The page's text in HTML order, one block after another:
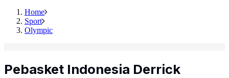
Home
Sport
Olympic
Pebasket Indonesia Derrick